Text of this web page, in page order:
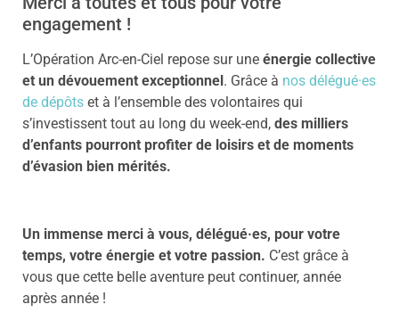
engagement !
L’Opération Arc-en-Ciel repose sur une énergie collective
et un dévouement exceptionnel. Grâce à nos délégué·es
de dépôts et à l’ensemble des volontaires qui
s’investissent tout au long du week-end, des milliers
d’enfants pourront profiter de loisirs et de moments
d’évasion bien mérités.
Un immense merci à vous, délégué·es, pour votre
temps, votre énergie et votre passion. C’est grâce à
vous que cette belle aventure peut continuer, année
après année !